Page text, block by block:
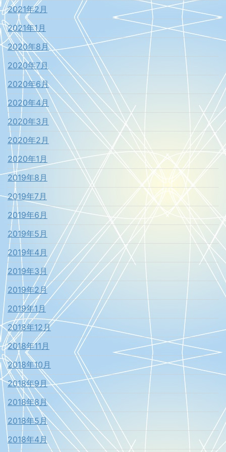
2021年2月
2021年1月
2020年8月
2020年7月
2020年6月
2020年4月
2020年3月
2020年2月
2020年1月
2019年8月
2019年7月
2019年6月
2019年5月
2019年4月
2019年3月
2019年2月
2019年1月
2018年12月
2018年11月
2018年10月
2018年9月
2018年8月
2018年5月
2018年4月